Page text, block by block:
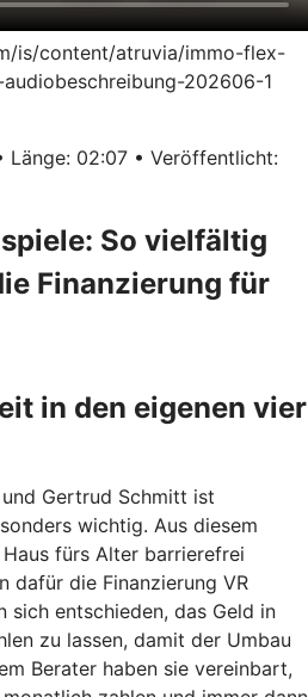
is/content/atruvia/immo-flex-
202606-1
Länge: 02:07 • Veröffentlicht:
So vielfältig
Finanzierung für
in den eigenen vier
Gertrud Schmitt ist
wichtig. Aus diesem
fürs Alter barrierefrei
dafür die Finanzierung VR
sich entschieden, das Geld in
zu lassen, damit der Umbau
Berater haben sie vereinbart,